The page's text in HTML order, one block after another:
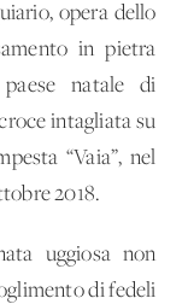
opera dello
in pietra
paese natale di
intagliata su
“Vaia”, nel
2018.
uggiosa non
di fedeli